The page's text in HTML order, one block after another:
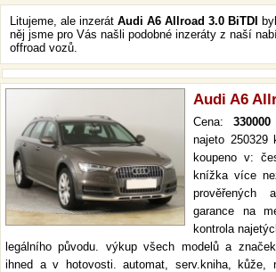
Litujeme, ale inzerát Audi A6 Allroad 3.0 BiTDI
něj jsme pro Vás našli podobné inzeráty z naší
offroad vozů.
Audi A6
Cena: 330000
najeto 250329
koupeno v:
knížka více
garance na
kontrola
legálního původu. výkup všech modelů a
ihned a v hotovosti. automat, serv.kniha,